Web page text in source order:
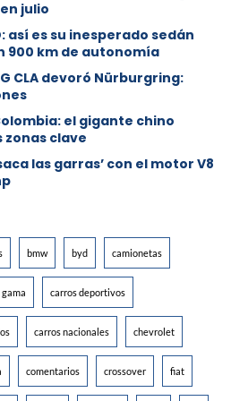
julio
así es su inesperado sedán
900 km de autonomía
CLA devoró Nürburgring:
el gigante chino
clave
las garras’ con el motor V8
bmw byd camionetas
carros deportivos
carros nacionales chevrolet
comentarios crossover fiat